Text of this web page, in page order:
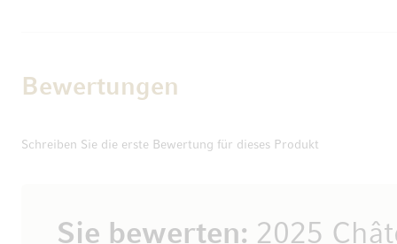
Bewertungen
Schreiben Sie die erste Bewertung für dieses Produkt
Sie bewerten: 2025